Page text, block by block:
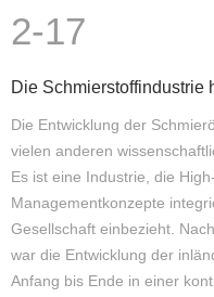
2-17
Die Entwicklung der
vielen anderen
Es ist eine Industrie, die
Managementkonzepte
Gesellschaft einbezieht.
war die Entwicklung der
Anfang bis Ende in einer